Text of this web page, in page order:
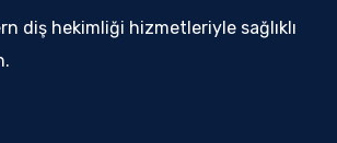
diş hekimliği hizmetleriyle sağlıklı